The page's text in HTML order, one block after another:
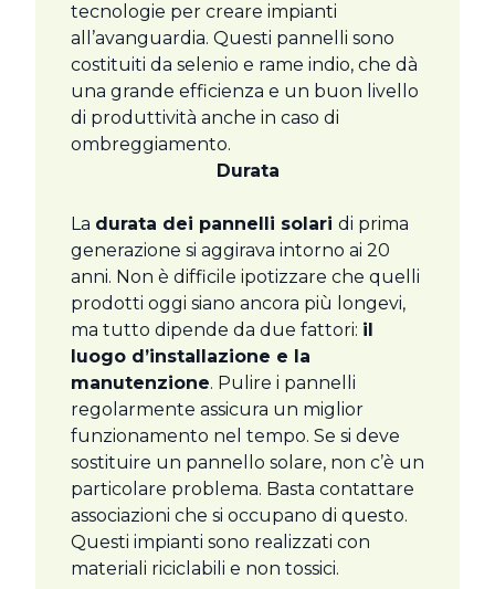
tecnologie per creare impianti
all’avanguardia. Questi pannelli sono
costituiti da selenio e rame indio, che dà
una grande efficienza e un buon livello
di produttività anche in caso di
ombreggiamento.
Durata
La durata dei pannelli solari di prima
generazione si aggirava intorno ai 20
anni. Non è difficile ipotizzare che quelli
prodotti oggi siano ancora più longevi,
ma tutto dipende da due fattori: il
luogo d’installazione e la
manutenzione. Pulire i pannelli
regolarmente assicura un miglior
funzionamento nel tempo. Se si deve
sostituire un pannello solare, non c’è un
particolare problema. Basta contattare
associazioni che si occupano di questo.
Questi impianti sono realizzati con
materiali riciclabili e non tossici.